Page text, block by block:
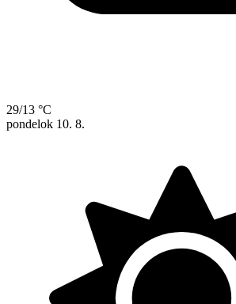
29/13 °C
pondelok 10. 8.